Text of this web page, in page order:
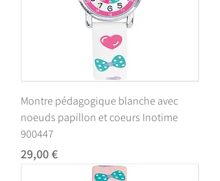
Montre pédagogique blanche avec
noeuds papillon et coeurs Inotime
900447
Prix
29,00 €